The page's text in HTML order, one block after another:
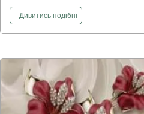
Дивитисьфотошпалери
подібні